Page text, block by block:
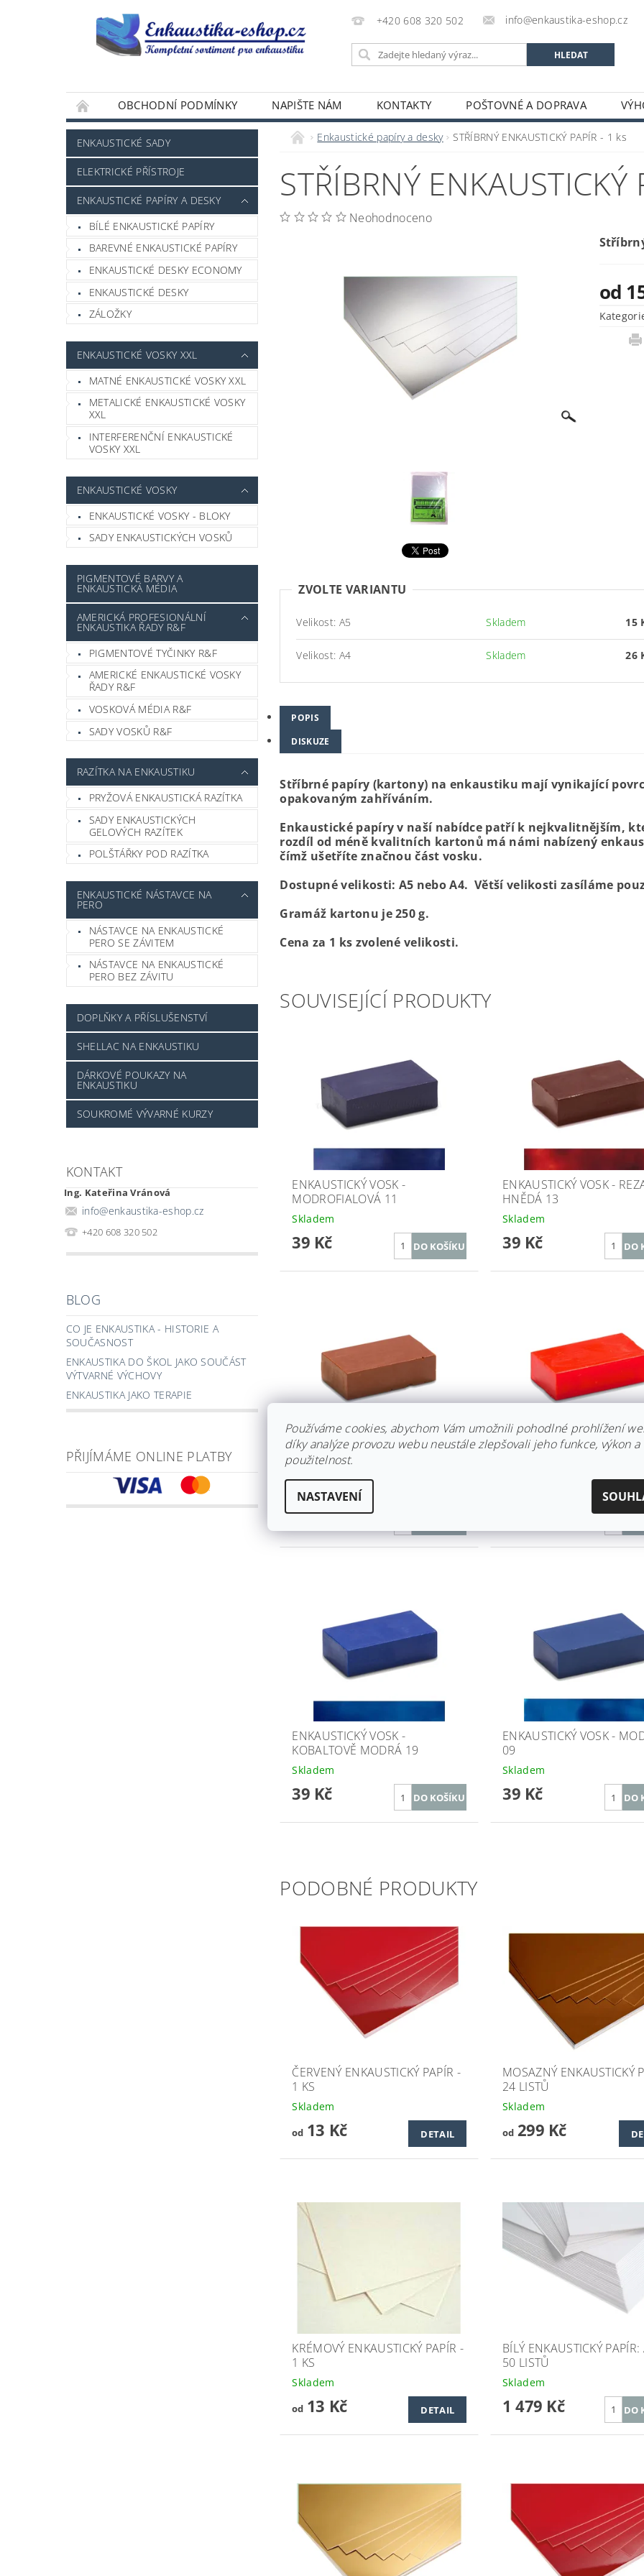
+420 608 320 502 info@enkaustika-eshop.cz
OBCHODNÍ PODMÍNKY NAPIŠTE NÁM KONTAKTY POŠTOVNÉ A DOPRAVA
ENKAUSTICKÉ SADY
ELEKTRICKÉ PŘÍSTROJE
ENKAUSTICKÉ PAPÍRY A DESKY
BÍLÉ ENKAUSTICKÉ PAPÍRY
BAREVNÉ ENKAUSTICKÉ PAPÍRY
ENKAUSTICKÉ DESKY ECONOMY
ENKAUSTICKÉ DESKY
ZÁLOŽKY
ENKAUSTICKÉ VOSKY XXL
MATNÉ ENKAUSTICKÉ VOSKY XXL
METALICKÉ ENKAUSTICKÉ VOSKY
XXL
INTERFERENČNÍ ENKAUSTICKÉ
VOSKY XXL
ENKAUSTICKÉ VOSKY
ENKAUSTICKÉ VOSKY - BLOKY
SADY ENKAUSTICKÝCH VOSKŮ
PIGMENTOVÉ BARVY A
ENKAUSTICKÁ MÉDIA
AMERICKÁ PROFESIONÁLNÍ
ENKAUSTIKA ŘADY R&F
PIGMENTOVÉ TYČINKY R&F
AMERICKÉ ENKAUSTICKÉ VOSKY
ŘADY R&F
VOSKOVÁ MÉDIA R&F
SADY VOSKŮ R&F
RAZÍTKA NA ENKAUSTIKU
PRYŽOVÁ ENKAUSTICKÁ RAZÍTKA
SADY ENKAUSTICKÝCH
GELOVÝCH RAZÍTEK
POLŠTÁŘKY POD RAZÍTKA
ENKAUSTICKÉ NÁSTAVCE NA
PERO
NÁSTAVCE NA ENKAUSTICKÉ
PERO SE ZÁVITEM
NÁSTAVCE NA ENKAUSTICKÉ
PERO BEZ ZÁVITU
DOPLŇKY A PŘÍSLUŠENSTVÍ
SHELLAC NA ENKAUSTIKU
DÁRKOVÉ POUKAZY NA
ENKAUSTIKU
SOUKROMÉ VÝVARNÉ KURZY
KONTAKT
Ing. Kateřina Vránová
info@enkaustika-eshop.cz
+420 608 320 502
BLOG
CO JE ENKAUSTIKA - HISTORIE A
SOUČASNOST
ENKAUSTIKA DO ŠKOL JAKO SOUČÁST
VÝTVARNÉ VÝCHOVY
ENKAUSTIKA JAKO TERAPIE
PŘIJÍMÁME ONLINE PLATBY
Enkaustické papíry a desky STŘÍBRNÝ ENKAUSTICKÝ PAPÍR - 1 ks
STŘÍBRNÝ ENKAUSTICKÝ
Neohodnoceno
od
ZVOLTE VARIANTU
Velikost: A5 Skladem 15
Velikost: A4 Skladem 26
POPIS
DISKUZE
Stříbrné papíry (kartony) na enkaustiku mají vynikající
opakovaným zahříváním.
Enkaustické papíry v naší nabídce patří k nejkvalitnějším,
rozdíl od méně kvalitních kartonů má námi nabízený
čímž ušetříte značnou část vosku.
Dostupné velikosti: A5 nebo A4. Větší velikosti zasíláme
Gramáž kartonu je 250 g.
Cena za 1 ks zvolené velikosti.
SOUVISEJÍCÍ PRODUKTY
ENKAUSTICKÝ VOSK -
MODROFIALOVÁ 11
Skladem
39 Kč
ENKAUSTICKÝ VOSK -
HNĚDÁ 13
Skladem
39 Kč
ENKAUSTICKÝ VOSK -
Skladem
39 Kč
ENKAUSTICKÝ VOSK -
KOBALTOVĚ MODRÁ 19
Skladem
39 Kč
ENKAUSTICKÝ VOSK -
09
Skladem
39 Kč
PODOBNÉ PRODUKTY
ČERVENÝ ENKAUSTICKÝ PAPÍR -
1 KS
Skladem
od13 Kč DETAIL
MOSAZNÝ ENKAUSTICKÝ
24 LISTŮ
Skladem
od299 Kč
KRÉMOVÝ ENKAUSTICKÝ PAPÍR -
1 KS
Skladem
od13 Kč DETAIL
BÍLÝ ENKAUSTICKÝ
50 LISTŮ
Skladem
1 479 Kč
Používáme cookies, abychom Vám umožnili pohodlné prohlížení
díky analýze provozu webu neustále zlepšovali jeho funkce, výkon a
použitelnost.
NASTAVENÍ